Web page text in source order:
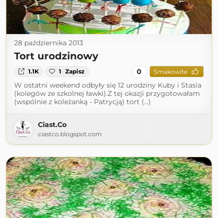
28 października 2013
Tort urodzinowy
1.1K 1 Zapisz 0 Smakowite
W ostatni weekend odbyły się 12 urodziny Kuby i Stasia
(kolegów ze szkolnej ławki).Z tej okazji przygotowałam
(wspólnie z koleżanką - Patrycją) tort (...)
Ciast.Co
ciastco.blogspot.com